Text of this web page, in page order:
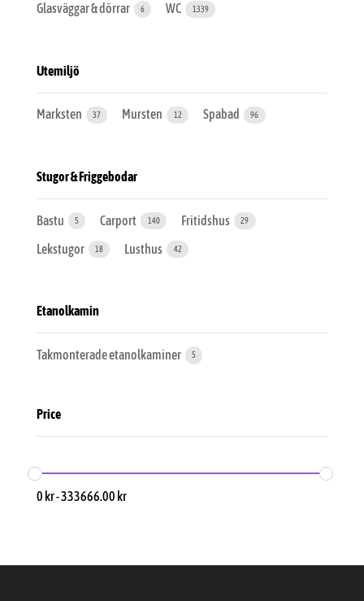
Glasväggar & dörrar 6 WC 1339
Utemiljö
Marksten 37 Mursten 12 Spabad 96
Stugor & Friggebodar
Bastu 5 Carport 140 Fritidshus 29
Lekstugor 18 Lusthus 42
Etanolkamin
Takmonterade etanolkaminer 5
Price
0 kr-333666.00 kr